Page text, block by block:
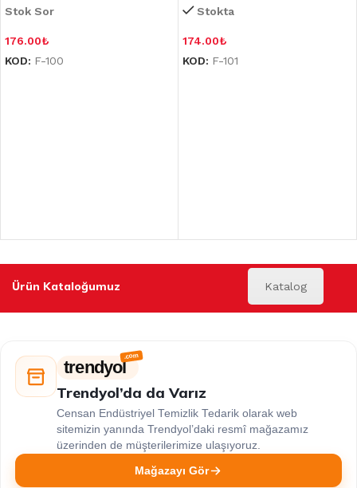
Stok Sor
176.00₺
KOD: F-100
Stokta
174.00₺
KOD: F-101
Ürün Kataloğumuz Katalog
trendyol
Trendyol’da da Varız
Censan Endüstriyel Temizlik Tedarik olarak web
sitemizin yanında Trendyol’daki resmî mağazamız
üzerinden de müşterilerimize ulaşıyoruz.
Mağazayı Gör